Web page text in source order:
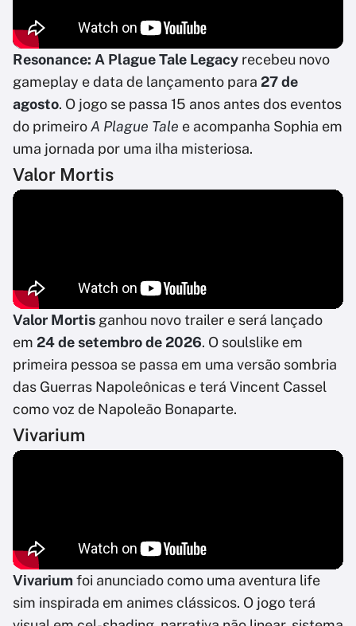
Resonance: A Plague Tale Legacy recebeu novo
gameplay e data de lançamento para 27 de
agosto. O jogo se passa 15 anos antes dos eventos
do primeiroA Plague Tale e acompanha Sophia em
uma jornada por uma ilha misteriosa.
Valor Mortis
Valor Mortis ganhou novo trailer e será lançado
em 24 de setembro de 2026. O soulslike em
primeira pessoa se passa em uma versão sombria
das Guerras Napoleônicas e terá Vincent Cassel
como voz de Napoleão Bonaparte.
Vivarium
Vivarium foi anunciado como uma aventura life
sim inspirada em animes clássicos. O jogo terá